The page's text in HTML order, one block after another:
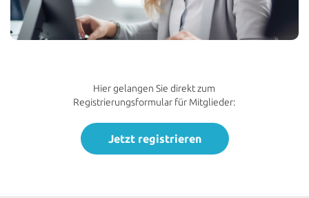
Hier gelangen Sie direkt zum
Registrierungsformular für Mitglieder:
Jetzt registrieren